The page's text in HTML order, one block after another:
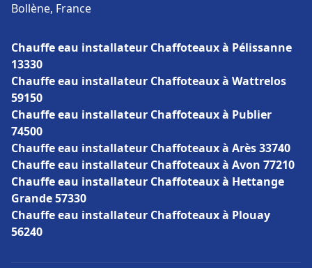
Bollène, France
Chauffe eau installateur Chaffoteaux à Pélissanne
13330
Chauffe eau installateur Chaffoteaux à Wattrelos
59150
Chauffe eau installateur Chaffoteaux à Publier
74500
Chauffe eau installateur Chaffoteaux à Arès 33740
Chauffe eau installateur Chaffoteaux à Avon 77210
Chauffe eau installateur Chaffoteaux à Hettange
Grande 57330
Chauffe eau installateur Chaffoteaux à Plouay
56240